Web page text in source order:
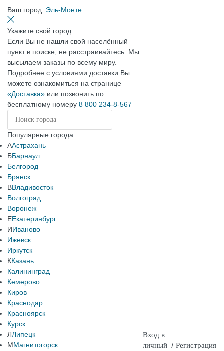
Ваш город: Эль-Монте
Укажите свой город
Если Вы не нашли свой населённый
пункт в поиске, не расстраивайтесь. Мы
высылаем заказы по всему миру.
Подробнее с условиями доставки Вы
можете ознакомиться на странице
«Доставка» или позвонить по
бесплатному номеру 8 800 234-8-567
Популярные города
ААстрахань
ББарнаул
Белгород
Брянск
ВВладивосток
Волгоград
Воронеж
ЕЕкатеринбург
ИИваново
Ижевск
Иркутск
ККазань
Калининград
Кемерово
Киров
Краснодар
Красноярск
Курск
ЛЛипецк
ММагнитогорск
Вход в
личный / Регистрация